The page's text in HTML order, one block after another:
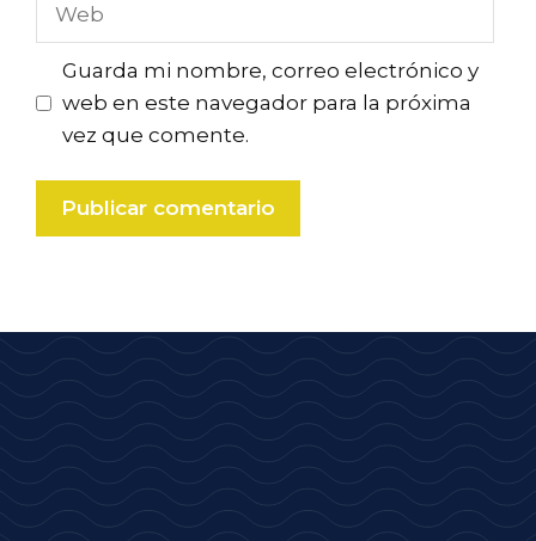
Guarda mi nombre, correo electrónico y
web en este navegador para la próxima
vez que comente.